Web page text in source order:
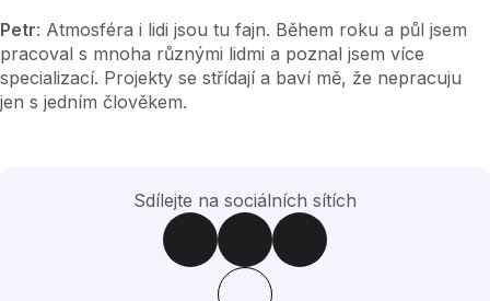
Petr: Atmosféra i lidi jsou tu fajn. Během roku a půl jsem
pracoval s mnoha různými lidmi a poznal jsem více
specializací. Projekty se střídají a baví mě, že nepracuju
jen s jedním člověkem.
Sdílejte na sociálních sítích